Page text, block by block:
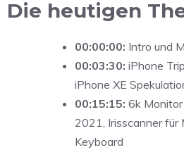
Die heutigen
00:00:00: Intro und
00:03:30: iPhone
iPhone XE
00:15:15: 6k
2021, Irisscanner für
Keyboard